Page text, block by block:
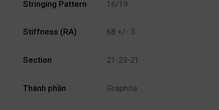
Stringing Pattern 16/19
Stiffness (RA) 68 +/- 3
Section 21-23-21
Thành phần Graphite